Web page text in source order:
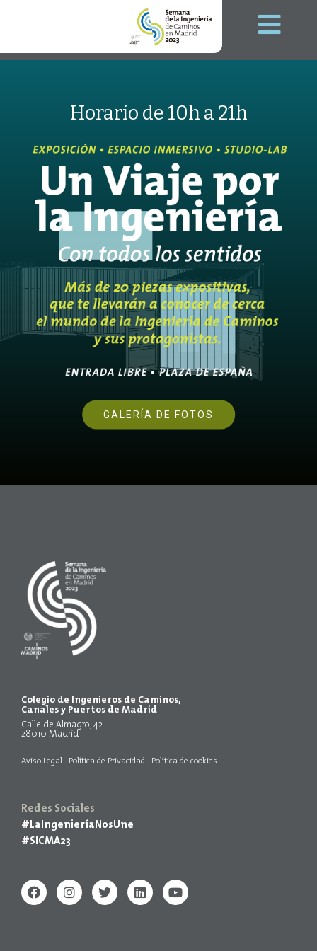
GALERÍA DE FOTOS
Horario de 10h a 21h
Colegio de Ingenieros de Caminos,
Canales y Puertos de Madrid
Calle de Almagro, 42
28010 Madrid
Aviso Legal · Política de Privacidad· Política de cookies
Redes Sociales
#LaIngenieríaNosUne
#SICMA23